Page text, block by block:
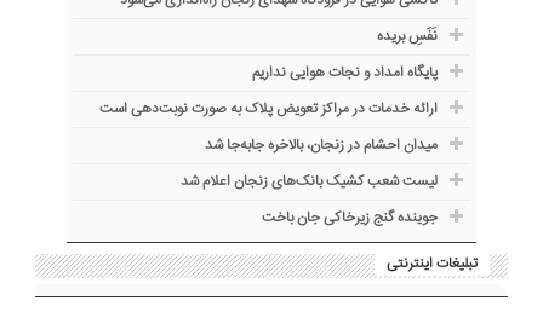
نَفَسِ بریده
پایگاه امداد و نجات هوایی نداریم
ارائه خدمات در مراکز تعویض پلاک به صورت نوبت‌دهی است
میدان احشام در زنجان، بالاخره جا‌به‌جا شد
لیست شعب کشیک بانک‌های زنجان اعلام شد
جوینده گنج زیرخاکی جان باخت
تبلیغات اینترنتی